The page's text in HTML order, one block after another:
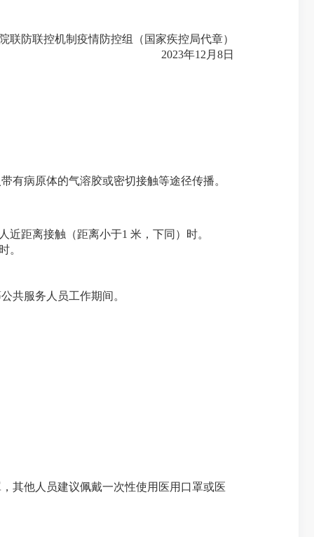
联防联控机制疫情防控组（国家疾控局代章）
2023年12月8日
有病原体的气溶胶或密切接触等途径传播。
近距离接触（距离小于1 米，下同）时。
。
共服务人员工作期间。
其他人员建议佩戴一次性使用医用口罩或医